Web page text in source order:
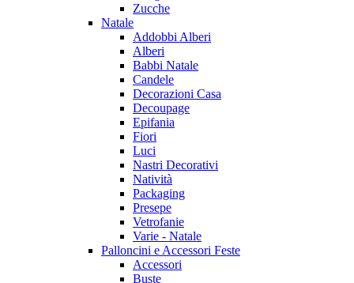
Zucche
Natale
Addobbi Alberi
Alberi
Babbi Natale
Candele
Decorazioni Casa
Decoupage
Epifania
Fiori
Luci
Nastri Decorativi
Natività
Packaging
Presepe
Vetrofanie
Varie - Natale
Palloncini e Accessori Feste
Accessori
Buste